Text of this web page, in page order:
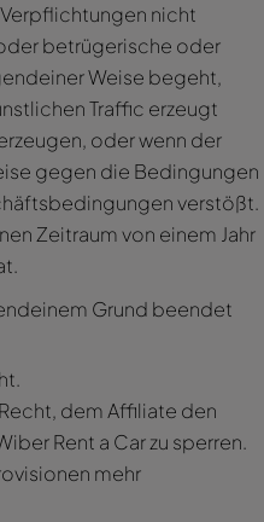
nicht
betrügerische oder
Weise begeht,
Traffic erzeugt
oder wenn der
gegen die Bedingungen
verstößt.
Zeitraum von einem Jahr
Grund beendet
dem Affiliate den
Rent a Car zu sperren.
mehr